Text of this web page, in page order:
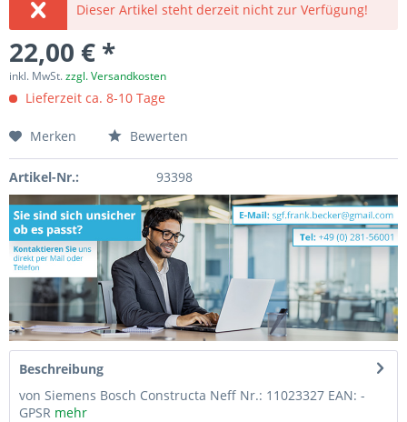
Dieser Artikel steht derzeit nicht zur Verfügung!
22,00 € *
inkl. MwSt.zzgl. Versandkosten
Lieferzeit ca. 8-10 Tage
Merken Bewerten
Artikel-Nr.: 93398
Beschreibung
von Siemens Bosch Constructa Neff Nr.: 11023327 EAN: -
GPSR mehr